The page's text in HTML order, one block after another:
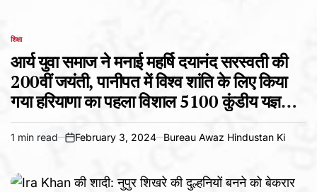
POSTED
शिक्षा
आर्य युवा समाज ने मनाई महर्षि दयानंद सरस्वती की
200वीं जयंती, पानीपत में विश्व शांति के लिए किया
गया हरियाणा का पहला विशाल 5100 कुंडीय यज्ञ
अमृत संस्कार
Estimated
time
1 min read
on
February 3, 2024 Bureau Awaz Hindustan Ki